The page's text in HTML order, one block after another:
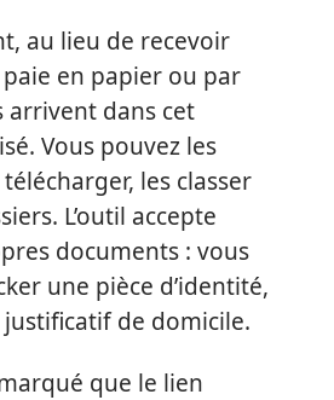
au lieu de recevoir
en papier ou par
arrivent dans cet
Vous pouvez les
les classer
L’outil accepte
documents : vous
une pièce d’identité,
justificatif de domicile.
que le lien